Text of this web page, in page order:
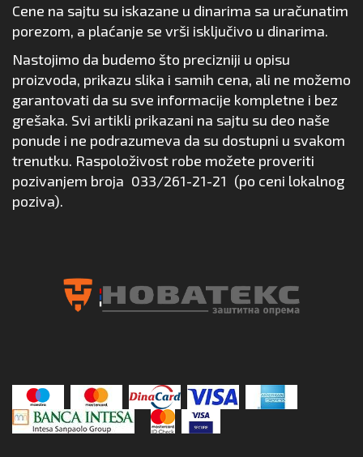
Cene na sajtu su iskazane u dinarima sa uračunatim
porezom, a plaćanje se vrši isključivo u dinarima.
Nastojimo da budemo što precizniji u opisu
proizvoda, prikazu slika i samih cena, ali ne možemo
garantovati da su sve informacije kompletne i bez
grešaka. Svi artikli prikazani na sajtu su deo naše
ponude i ne podrazumeva da su dostupni u svakom
trenutku. Raspoloživost robe možete proveriti
pozivanjem broja 033/261-21-21 (po ceni lokalnog
poziva).